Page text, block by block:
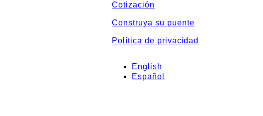
Cotización
Construya su puente
Política de privacidad
English
Español